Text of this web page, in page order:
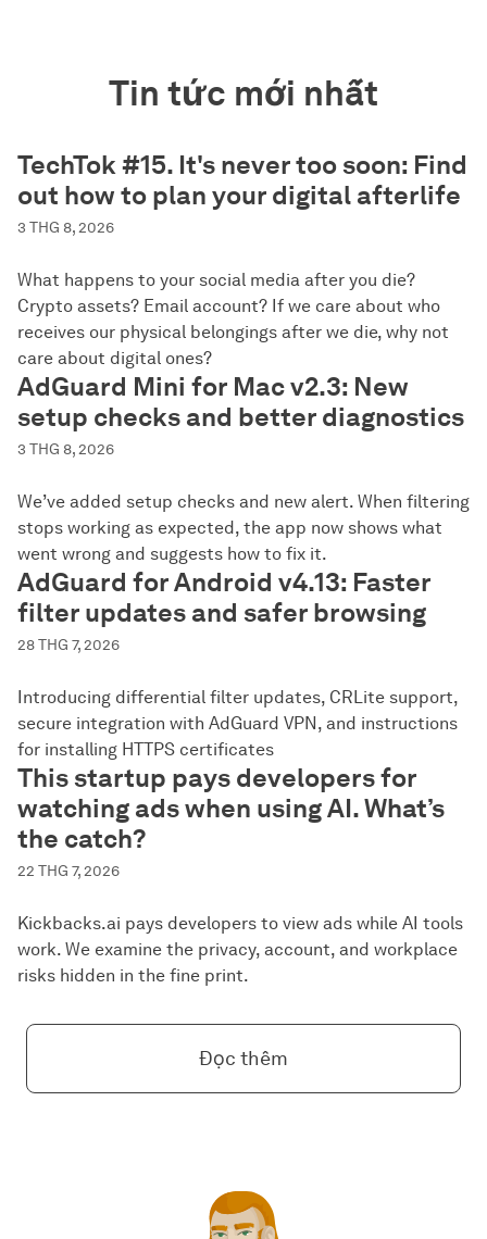
Tin tức mới nhất
TechTok #15. It's never too soon: Find
out how to plan your digital afterlife
3 THG 8, 2026
What happens to your social media after you die?
Crypto assets? Email account? If we care about who
receives our physical belongings after we die, why not
care about digital ones?
AdGuard Mini for Mac v2.3: New
setup checks and better diagnostics
3 THG 8, 2026
We’ve added setup checks and new alert. When filtering
stops working as expected, the app now shows what
went wrong and suggests how to fix it.
AdGuard for Android v4.13: Faster
filter updates and safer browsing
28 THG 7, 2026
Introducing differential filter updates, CRLite support,
secure integration with AdGuard VPN, and instructions
for installing HTTPS certificates
This startup pays developers for
watching ads when using AI. What’s
the catch?
22 THG 7, 2026
Kickbacks.ai pays developers to view ads while AI tools
work. We examine the privacy, account, and workplace
risks hidden in the fine print.
Đọc thêm